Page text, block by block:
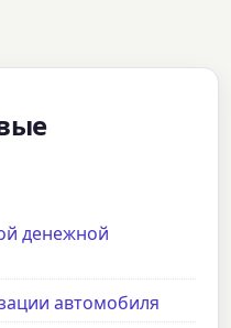
денежной
автомобиля